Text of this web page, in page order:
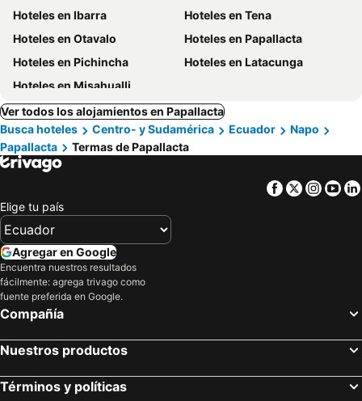
Hoteles en Ibarra
Hoteles en Tena
Hoteles en Otavalo
Hoteles en Papallacta
Hoteles en Pichincha
Hoteles en Latacunga
Hoteles en Misahualli
Ver todos los alojamientos en Papallacta
Busca hoteles
Centro- y Sudamérica Ecuador
Napo
Papallacta
Termas de Papallacta
Facebook
Twitter
Elige tu país
Agregar en Google
Encuentra nuestros resultados
fácilmente: agrega trivago como
fuente preferida en Google.
Compañía
Nuestros productos
Términos y políticas